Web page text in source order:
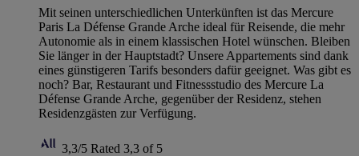
Mit seinen unterschiedlichen Unterkünften ist das Mercure
Paris La Défense Grande Arche ideal für Reisende, die mehr
Autonomie als in einem klassischen Hotel wünschen. Bleiben
Sie länger in der Hauptstadt? Unsere Appartements sind dank
eines günstigeren Tarifs besonders dafür geeignet. Was gibt es
noch? Bar, Restaurant und Fitnessstudio des Mercure La
Défense Grande Arche, gegenüber der Residenz, stehen
Residenzgästen zur Verfügung.
3,3/5 Rated 3,3 of 5